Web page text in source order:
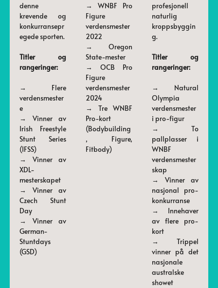
denne
krevende og
konkurransepr
egede sporten.
Titler og
rangeringer:
→ Flere
verdensmester
e
→ Vinner av
Irish Freestyle
Stunt Series
(IFSS)
→ Vinner av
XDL-
mesterskapet
→ Vinner av
Czech Stunt
Day
→ Vinner av
German-
Stuntdays
(GSD)
→ WNBF Pro
Figure
verdensmester
2022
→ Oregon
State-mester
→ OCB Pro
Figure
verdensmester
2024
→ Tre WNBF
Pro-kort
(Bodybuilding
, Figure,
Fitbody)
profesjonell
naturlig
kroppsbyggin
g.
Titler og
rangeringer:
→ Natural
Olympia
verdensmester
i pro-figur
→ To
pallplasser i
WNBF
verdensmester
skap
→ Vinner av
nasjonal pro-
konkurranse
→ Innehaver
av flere pro-
kort
→ Trippel
vinner på det
nasjonale
australske
showet